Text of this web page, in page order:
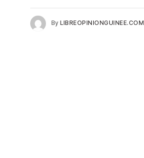
By LIBREOPINIONGUINEE.COM